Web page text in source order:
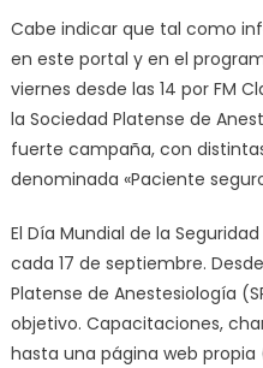
Cabe indicar que tal como
en este portal y en el
viernes desde las 14 por FM
la Sociedad Platense de
fuerte campaña, con
denominada «Paciente
El Día Mundial de la
cada 17 de septiembre.
Platense de Anestesiología
objetivo. Capacitaciones,
hasta una página web